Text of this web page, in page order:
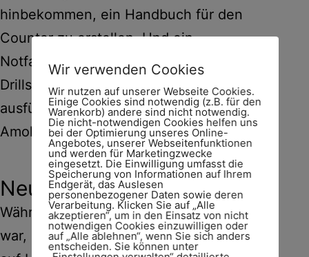
hinbekommen, ein Handbuch für den
Counter zu erstellen. Und ein
Notfallhandbuch – dank des jährlichen
Drills im Konsulat verfügt dieses über ein
ausführliches Kapitel zum Thema
Amoklauf.
Neuer Job 3 – Let’s eat
Während ich gerade in Spanien unterwegs
war, sprach mich eine italienische Firma
Wir verwenden Cookies
Wir nutzen auf unserer Webseite Cookies.
Einige Cookies sind notwendig (z.B. für den
Warenkorb) andere sind nicht notwendig.
Die nicht-notwendigen Cookies helfen uns
bei der Optimierung unseres Online-
Angebotes, unserer Webseitenfunktionen
und werden für Marketingzwecke
eingesetzt. Die Einwilligung umfasst die
Speicherung von Informationen auf Ihrem
Endgerät, das Auslesen
personenbezogener Daten sowie deren
Verarbeitung. Klicken Sie auf „Alle
akzeptieren“, um in den Einsatz von nicht
notwendigen Cookies einzuwilligen oder
auf „Alle ablehnen“, wenn Sie sich anders
entscheiden. Sie können unter